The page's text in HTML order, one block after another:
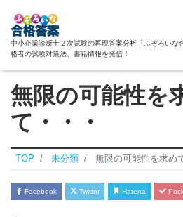
中小企業診断士２次試験の再現答案分析「ふぞろいな
格者の試験対策法、書籍情報を発信！
無限の可能性を
て・・・
TOP 未分類 無限の可能性を求め
Facebook Twitter Hatena